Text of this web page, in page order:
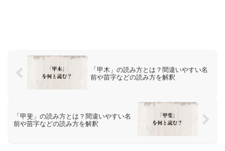
「甲木」の読み方とは？間違いやすい名
前や苗字などの読み方を解釈
「甲斐」の読み方とは？間違いやすい名
前や苗字などの読み方を解釈